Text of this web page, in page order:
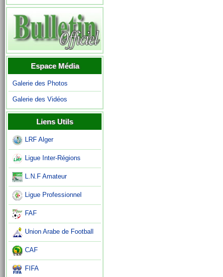
Espace Média
Galerie des Photos
Galerie des Vidéos
Liens Utils
LRF Alger
Ligue Inter-Régions
L.N.F Amateur
Ligue Professionnel
FAF
Union Arabe de Football
CAF
FIFA